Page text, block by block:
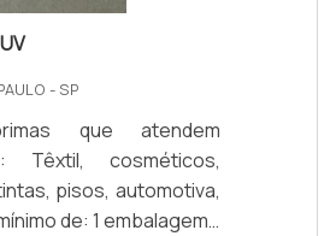
- SP
que atendem
Têxtil, cosméticos,
pisos, automotiva,
de: 1 embalagem -